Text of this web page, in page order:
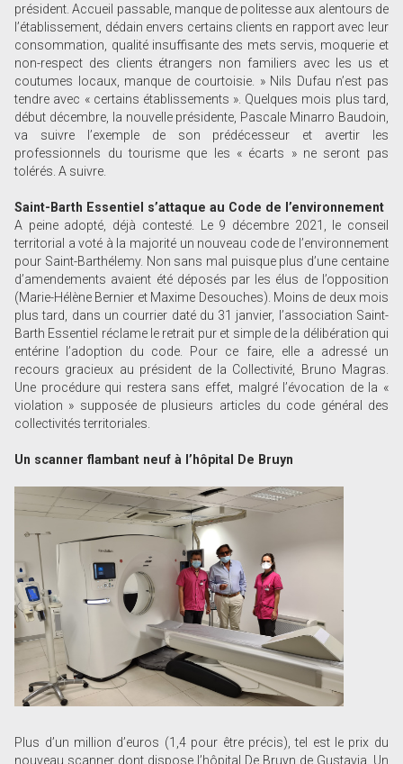
président. Accueil passable, manque de politesse aux alentours de
l’établissement, dédain envers certains clients en rapport avec leur
consommation, qualité insuffisante des mets servis, moquerie et
non-respect des clients étrangers non familiers avec les us et
coutumes locaux, manque de courtoisie. » Nils Dufau n’est pas
tendre avec « certains établissements ». Quelques mois plus tard,
début décembre, la nouvelle présidente, Pascale Minarro Baudoin,
va suivre l’exemple de son prédécesseur et avertir les
professionnels du tourisme que les « écarts » ne seront pas
tolérés. A suivre.
Saint-Barth Essentiel s’attaque au Code de l’environnement
A peine adopté, déjà contesté. Le 9 décembre 2021, le conseil
territorial a voté à la majorité un nouveau code de l’environnement
pour Saint-Barthélemy. Non sans mal puisque plus d’une centaine
d’amendements avaient été déposés par les élus de l’opposition
(Marie-Hélène Bernier et Maxime Desouches). Moins de deux mois
plus tard, dans un courrier daté du 31 janvier, l’association Saint-
Barth Essentiel réclame le retrait pur et simple de la délibération qui
entérine l’adoption du code. Pour ce faire, elle a adressé un
recours gracieux au président de la Collectivité, Bruno Magras.
Une procédure qui restera sans effet, malgré l’évocation de la «
violation » supposée de plusieurs articles du code général des
collectivités territoriales.
Un scanner flambant neuf à l’hôpital De Bruyn
Plus d’un million d’euros (1,4 pour être précis), tel est le prix du
nouveau scanner dont dispose l’hôpital De Bruyn de Gustavia. Un